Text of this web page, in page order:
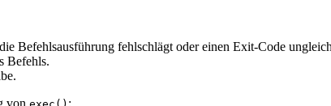
Befehlsausführung fehlschlägt oder einen Exit-Code
Befehls.